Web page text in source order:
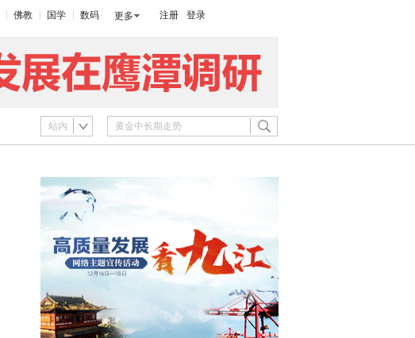
佛教 国学 数码 更多 注册 登录
站内